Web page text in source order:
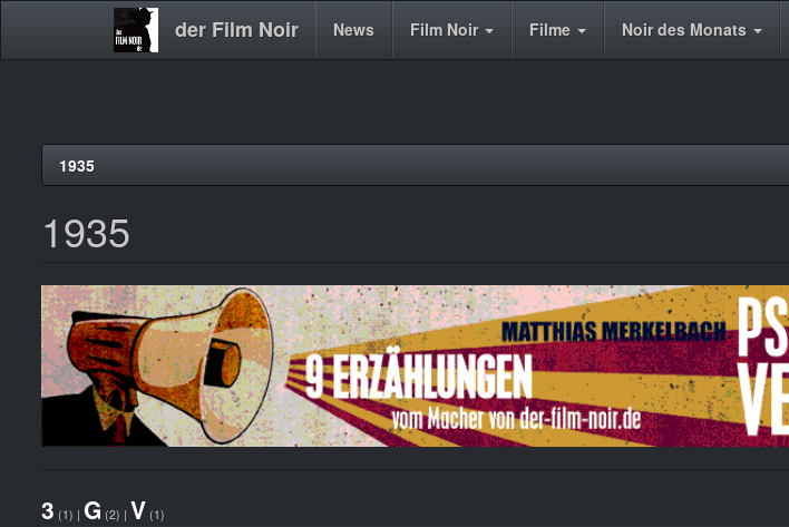
der Film Noir
Main News Film Noir Filme Noir des Monats
1935
1935
3 (1) | G (2) | V (1)